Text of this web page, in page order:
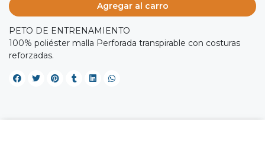
Agregar al carro
PETO DE ENTRENAMIENTO
100% poliéster malla Perforada transpirable con costuras
reforzadas.